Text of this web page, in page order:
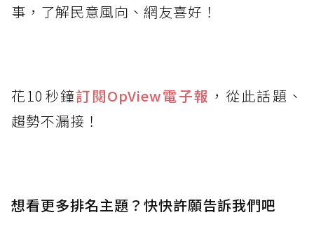
事，了解民意風向、網友喜好！
花10秒鐘訂閱OpView電子報 ，從此話題、
趨勢不漏接！
想看更多排名主題？快快許願告訴我們吧